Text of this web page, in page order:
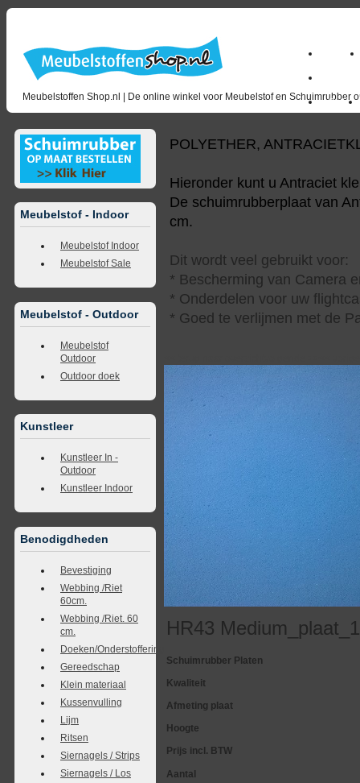
Meubelstoffen Shop.nl | De online winkel voor Meubelstof en Schuimrubber
Home
Outlet
Meubelstof - Indoor
Meubelstof Indoor
Meubelstof Sale
Meubelstof - Outdoor
Meubelstof
Outdoor
Outdoor doek
Kunstleer
Kunstleer In -
Outdoor
Kunstleer Indoor
Benodigdheden
Bevestiging
Webbing /Riet
60cm.
Webbing /Riet. 60
cm.
Doeken/Onderstoffering
Gereedschap
Klein materiaal
Kussenvulling
Lijm
Ritsen
Siernagels / Strips
Siernagels / Los
POLYETHER,
Hieronder kunt u Antraciet
De schuimrubberplaat van
cm.
Dit wordt veel gebruikt voor:
* Bescherming van Camera
* Onderdelen voor uw
* Goed te verlijmen met de
HR43
Schuimrubber Platen
Kwaliteit
Afmeting plaat
Hoogte
Prijs incl. BTW
Aantal